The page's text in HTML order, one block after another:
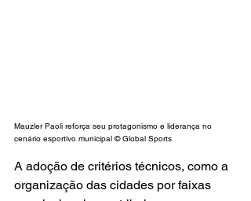
Mauzler Paoli reforça seu protagonismo e liderança no
cenário esportivo municipal © Global Sports
A adoção de critérios técnicos, como a
organização das cidades por faixas